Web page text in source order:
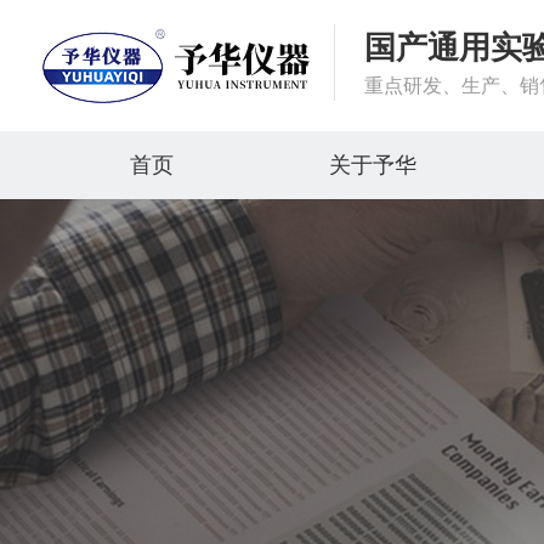
国产通用实
重点研发、生产、
首页 关于予华